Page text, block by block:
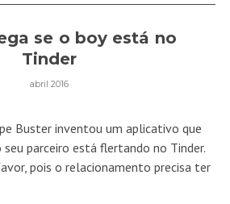
se o boy está no
Tinder
abril 2016
Buster inventou um aplicativo que
parceiro está flertando no Tinder.
pois o relacionamento precisa ter